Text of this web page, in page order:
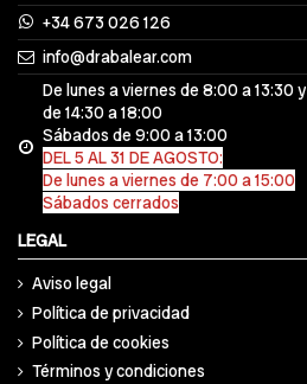
+34 673 026 126
info@drabalear.com
De lunes a viernes de 8:00 a 13:30 y
de 14:30 a 18:00
Sábados de 9:00 a 13:00
DEL 5 AL 31 DE AGOSTO:
De lunes a viernes de 7:00 a 15:00
Sábados cerrados
LEGAL
Aviso legal
Política de privacidad
Política de cookies
Términos y condiciones